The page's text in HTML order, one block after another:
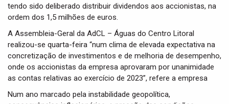
tendo sido deliberado distribuir dividendos aos accionistas, na
ordem dos 1,5 milhões de euros.
A Assembleia-Geral da AdCL – Águas do Centro Litoral
realizou-se quarta-feira “num clima de elevada expectativa na
concretização de investimentos e de melhoria de desempenho,
onde os accionistas da empresa aprovaram por unanimidade
as contas relativas ao exercício de 2023”, refere a empresa
Num ano marcado pela instabilidade geopolítica,